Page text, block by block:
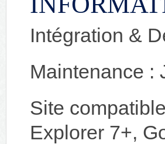
Intégration &
Maintenance :
Site
Explorer 7+,